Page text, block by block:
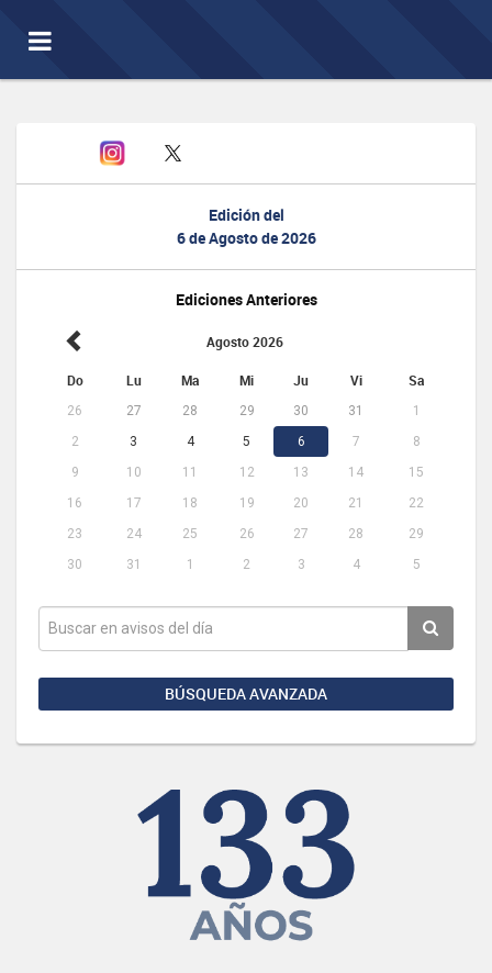
Toggle
navigation
Edición del
6 de Agosto de 2026
Ediciones Anteriores
Agosto 2026
Do Lu Ma Mi Ju Vi Sa
26 27 28 29 30 31
1
2
3 4 5 6 7
8
9
10 11 12 13 14
15
16
17 18 19 20 21
22
23
24 25 26 27 28
29
30
31 1 2 3 4 5
BÚSQUEDA AVANZADA